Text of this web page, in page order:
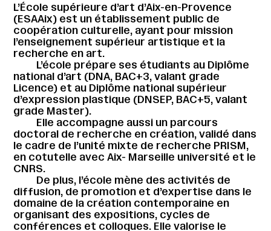
L’École supérieure d’art d’Aix-en-Provence
(ESAAix) est un établissement public de
coopération culturelle, ayant pour mission
l’enseignement supérieur artistique et la
recherche en art.
L’école prépare ses étudiants au Diplôme
national d’art (DNA, BAC+3, valant grade
Licence) et au Diplôme national supérieur
d’expression plastique (DNSEP, BAC+5, valant
grade Master).
Elle accompagne aussi un parcours
doctoral de recherche en création, validé dans
le cadre de l’unité mixte de recherche PRISM,
en cotutelle avec Aix- Marseille université et le
CNRS.
De plus, l’école mène des activités de
diffusion, de promotion et d’expertise dans le
domaine de la création contemporaine en
organisant des expositions, cycles de
conférences et colloques. Elle valorise le